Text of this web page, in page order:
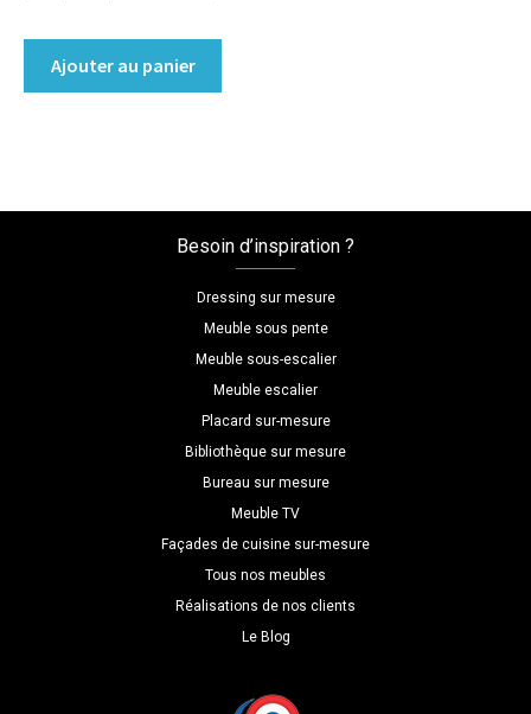
Ajouter au panier
Besoin d’inspiration ?
Dressing sur mesure
Meuble sous pente
Meuble sous-escalier
Meuble escalier
Placard sur-mesure
Bibliothèque sur mesure
Bureau sur mesure
Meuble TV
Façades de cuisine sur-mesure
Tous nos meubles
Réalisations de nos clients
Le Blog